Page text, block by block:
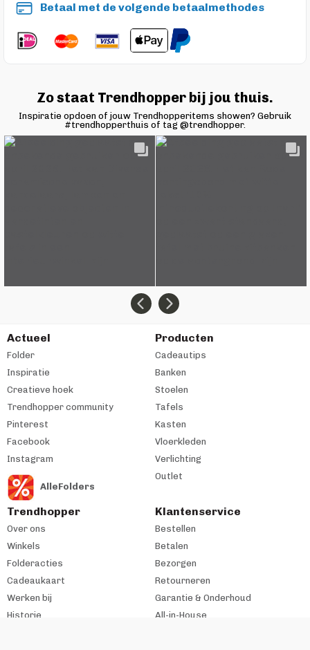
Betaal met de volgende betaalmethodes
Zo staat Trendhopper bij jou thuis.
Inspiratie opdoen of jouw Trendhopperitems showen? Gebruik
#trendhopperthuis of tag @trendhopper.
Actueel
Folder
Inspiratie
Creatieve hoek
Trendhopper community
Pinterest
Facebook
Instagram
AlleFolders
Producten
Cadeautips
Banken
Stoelen
Tafels
Kasten
Vloerkleden
Verlichting
Outlet
Trendhopper
Over ons
Winkels
Folderacties
Cadeaukaart
Werken bij
Historie
Klantenservice
Bestellen
Betalen
Bezorgen
Retourneren
Garantie & Onderhoud
All-in-House